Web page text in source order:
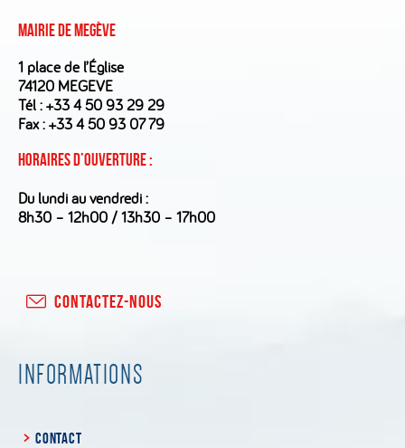
Mairie de Megève
1 place de l’Église
74120 MEGEVE
Tél :+33 4 50 93 29 29
Fax : +33 4 50 93 07 79
Horaires d’ouverture :
Du lundi au vendredi :
8h30 – 12h00 / 13h30 – 17h00
CONTACTEZ-NOUS
INFORMATIONS
CONTACT